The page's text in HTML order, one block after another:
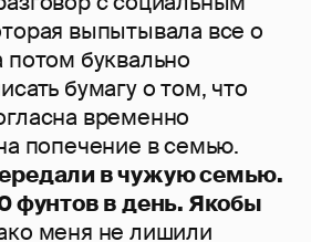
выпытывала все о
буквально
бумагу о том, что
временно
попечение в семью.
в чужую семью.
фунтов в день. Якобы
меня не лишили